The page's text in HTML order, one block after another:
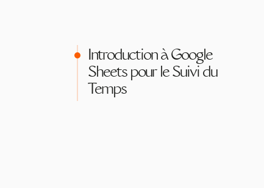
Introduction à Google
Sheets pour le Suivi du
Temps